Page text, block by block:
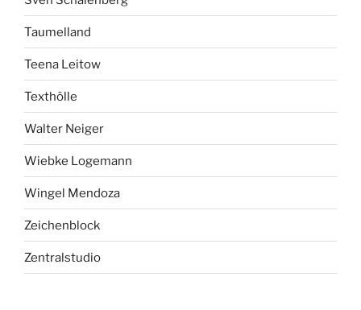
Taumelland
Teena Leitow
Texthölle
Walter Neiger
Wiebke Logemann
Wingel Mendoza
Zeichenblock
Zentralstudio